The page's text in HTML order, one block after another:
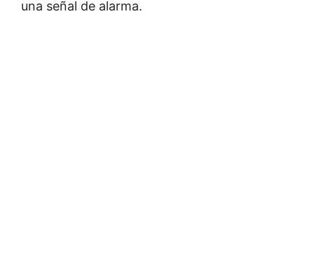
una señal de alarma.